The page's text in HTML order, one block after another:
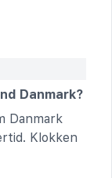
Danmark?
Danmark
Klokken